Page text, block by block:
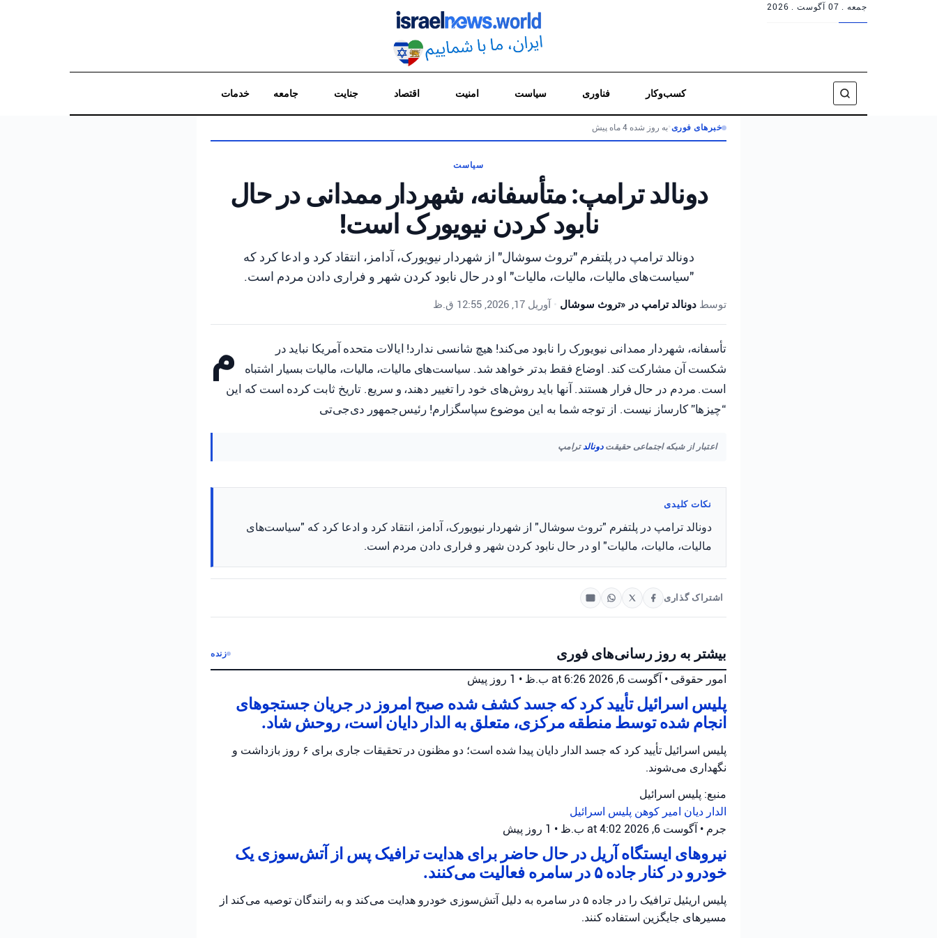
جمعه . 07 آگوست . 2026
کسب‌وکار فناوری سیاست امنیت اقتصاد جنایت جامعه خدمات
جستجو
خبرهای فوری•به روز شده 4 ماه پیش
سیاست
دونالد ترامپ: متأسفانه، شهردار ممدانی در حال
نابود کردن نیویورک است!
دونالد ترامپ در پلتفرم "تروث سوشال" از شهردار نیویورک، آدامز، انتقاد کرد و ادعا کرد که
"سیاست‌های مالیات، مالیات، مالیات" او در حال نابود کردن شهر و فراری دادن مردم است.
توسط دونالد ترامپ در «تروث سوشال • آوریل 17, 2026, 12:55 ق.ظ
م
تأسفانه، شهردار ممدانی نیویورک را نابود می‌کند! هیچ شانسی ندارد! ایالات متحده آمریکا نباید در
شکست آن مشارکت کند. اوضاع فقط بدتر خواهد شد. سیاست‌های مالیات، مالیات، مالیات بسیار اشتباه
است. مردم در حال فرار هستند. آنها باید روش‌های خود را تغییر دهند، و سریع. تاریخ ثابت کرده است که این
“چیزها” کارساز نیست. از توجه شما به این موضوع سپاسگزارم! رئیس‌جمهور دی‌جی‌تی
اعتبار از شبکه اجتماعی حقیقتدونالدترامپ
نکات کلیدی
دونالد ترامپ در پلتفرم "تروث سوشال" از شهردار نیویورک، آدامز، انتقاد کرد و ادعا کرد که "سیاست‌های
مالیات، مالیات، مالیات" او در حال نابود کردن شهر و فراری دادن مردم است.
اشتراک گذاری
بیشتر به روز رسانی‌های فوری زنده
امور حقوقی • آگوست 6, 2026 at 6:26 ب.ظ • 1 روز پیش
پلیس اسرائیل تأیید کرد که جسد کشف شده صبح امروز در جریان جستجوهای
انجام شده توسط منطقه مرکزی، متعلق به الدار دایان است، روحش شاد.
پلیس اسرائیل تأیید کرد که جسد الدار دایان پیدا شده است؛ دو مظنون در تحقیقات جاری برای ۶ روز بازداشت و
نگهداری می‌شوند.
منبع: پلیس اسرائیل
الدار دیان امیر کوهن پلیس اسرائیل
جرم • آگوست 6, 2026 at 4:02 ب.ظ • 1 روز پیش
نیروهای ایستگاه آریل در حال حاضر برای هدایت ترافیک پس از آتش‌سوزی یک
خودرو در کنار جاده ۵ در سامره فعالیت می‌کنند.
پلیس اریئیل ترافیک را در جاده ۵ در سامره به دلیل آتش‌سوزی خودرو هدایت می‌کند و به رانندگان توصیه می‌کند از
مسیرهای جایگزین استفاده کنند.